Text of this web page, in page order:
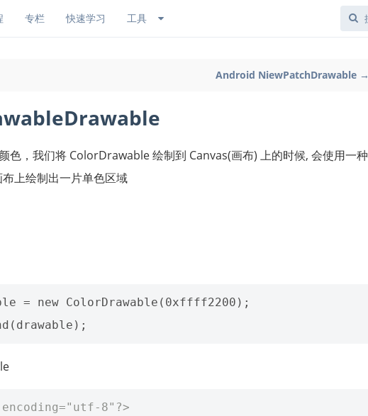
专栏 快速学习 工具
Android NiewPatchDrawable →
色，我们将 ColorDrawable 绘制到 Canvas(画布) 上的时候, 会使用一种
上绘制出一片单色区域
= new ColorDrawable(0xffff2200);
8"?>